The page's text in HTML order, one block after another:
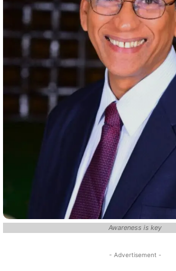
Awareness is key
- Advertisement -